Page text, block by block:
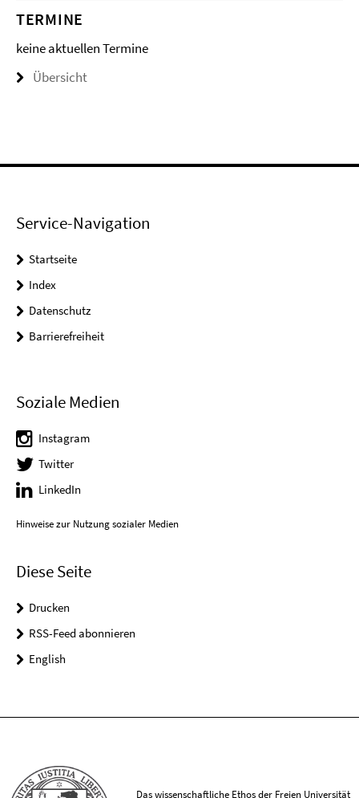
TERMINE
keine aktuellen Termine
Übersicht
Service-Navigation
Startseite
Index
Datenschutz
Barrierefreiheit
Soziale Medien
Instagram
Twitter
LinkedIn
Hinweise zur Nutzung sozialer Medien
Diese Seite
Drucken
RSS-Feed abonnieren
English
Das wissenschaftliche Ethos der Freien Universität